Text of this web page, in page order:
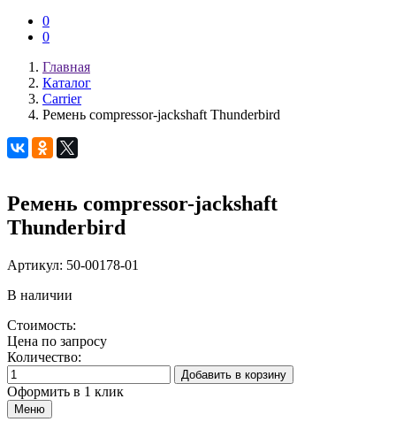
0
0
Главная
Каталог
Carrier
Ремень compressor-jackshaft Thunderbird
Ремень compressor-jackshaft
Thunderbird
Артикул: 50-00178-01
В наличии
Стоимость:
Цена по запросу
Количество:
Добавить в корзину
Оформить в 1 клик
Меню